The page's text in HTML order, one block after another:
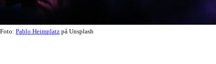
Foto: Pablo Heimplatz på Unsplash